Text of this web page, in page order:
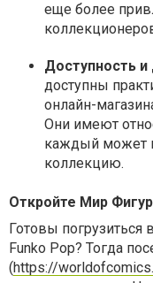
еще более
Доступность и
доступны
онлайн-
Они имеют
каждый может
коллекцию.
Откройте Мир
Готовы погрузиться
Funko Pop? Тогда
(https://